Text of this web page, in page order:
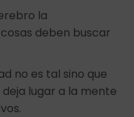
la
deben buscar
no es tal sino que
lugar a la mente